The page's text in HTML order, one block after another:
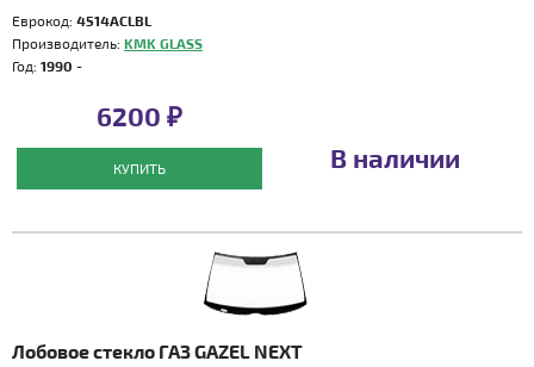
Еврокод: 4514ACLBL
Производитель: KMK GLASS
Год: 1990 -
6200 ₽
КУПИТЬ В наличии
Лобовое стекло ГАЗ GAZEL NEXT